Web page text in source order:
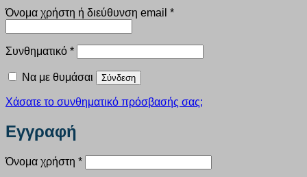
Όνομα χρήστη ή διεύθυνση email *Απαιτείται
Συνθηματικό *Απαιτείται
Να με θυμάσαι Σύνδεση
Χάσατε το συνθηματικό πρόσβασής σας;
Εγγραφή
Όνομα χρήστη *Απαιτείται